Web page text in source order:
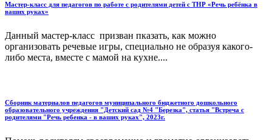
Мастер-класс для педагогов по работе с родителями детей с ТНР «Речь ребёнка в
ваших руках»
Данный мастер-класс призван пказать, как можно
организовать речевые игры, специально не образуя какого-
либо места, вместе с мамой на кухне....
Сборник материалов педагогов муниципального бюджетного дошкольного
образовательного учреждения "Детский сад №4 "Березка", статья "Встреча с
родителями "Речь ребенка - в ваших руках", 2023г.